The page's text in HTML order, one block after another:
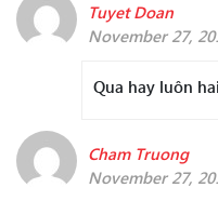
Tuyet Doan
November 27,
Qua hay luôn
Cham Truong
November 27,